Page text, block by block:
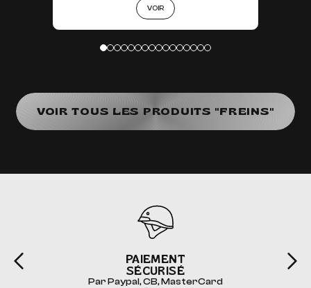
VOIR
VOIR TOUS LES PRODUITS "FREINS"
PAIEMENT
SÉCURISÉ
Par Paypal, CB, MasterCard